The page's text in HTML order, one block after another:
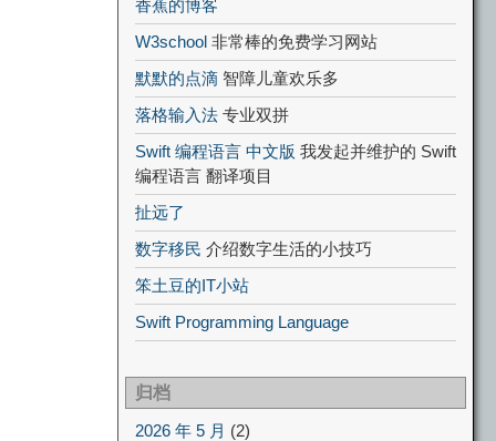
香蕉的博客
W3school 非常棒的免费学习网站
默默的点滴 智障儿童欢乐多
落格输入法 专业双拼
Swift 编程语言 中文版 我发起并维护的 Swift
编程语言 翻译项目
扯远了
数字移民 介绍数字生活的小技巧
笨土豆的IT小站
Swift Programming Language
归档
2026 年 5 月 (2)